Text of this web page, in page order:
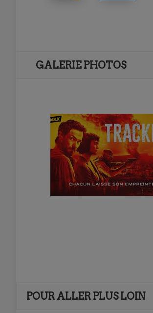
GALERIE PHOTOS
POUR ALLER PLUS LOIN